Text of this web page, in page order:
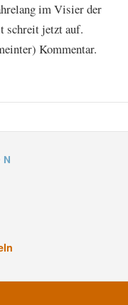
im Visier der
schreit jetzt auf.
Kommentar.